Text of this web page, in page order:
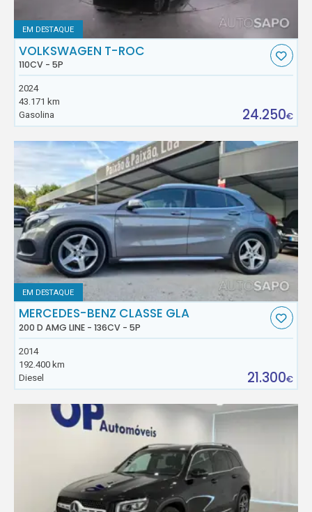
EM DESTAQUE
VOLKSWAGEN T-ROC
110CV - 5P
2024
43.171 km
Gasolina
24.250€
EM DESTAQUE
MERCEDES-BENZ CLASSE GLA
200 D AMG LINE - 136CV - 5P
2014
192.400 km
Diesel
21.300€